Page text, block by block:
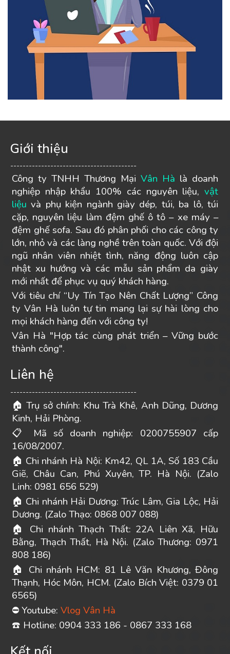
Giới thiệu
-----------------------------------------
Công ty TNHH Thương Mại Vân Hà là doanh
nghiệp nhập khẩu 100% các nguyên liệu, vật
liệu và phụ kiện ngành giày dép, túi, ba lô, túi
cặp, nguyên liệu làm đệm ghế ô tô – xe máy –
đệm ghế sofa. Sau đó phân phối cho các công ty
lớn, nhỏ và các làng nghề trên toàn quốc. Với đội
ngũ nhân viên nhiệt tình, năng động luôn cập
nhật xu hướng và các mẫu sản phẩm da giày
mới nhất để phục vụ quý khách hàng.
Với tiêu chí “Uy Tín Tạo Nên Chất Lượng” Công
ty Vân Hà luôn tự tin mang lại sự hài lòng cho
mọi khách hàng đến với công ty!
Vân Hà "Hợp tác cùng phát triển – Vững bước
thành công".
Liên hệ
-----------------------------------------
🏠 Trụ sở chính: Khu Trà Khê, Anh Dũng, Dương
Kinh, Hải Phòng.
📋
Mã số doanh nghiệp: 0200755907 cấp
16/08/2007.
🏠 Chi nhánh Hà Nội: Km42, QL 1A, Số 183 Cầu
Giẽ, Châu Can, Phú Xuyên, TP. Hà Nội. (Zalo
Linh: 0981 656 529)
🏠 Chi nhánh Hải Dương: Trúc Lâm, Gia Lộc, Hải
Dương. (Zalo Thạo: 0868 007 088)
🏠 Chi nhánh Thạch Thất: 22A Liên Xã, Hữu
Bằng, Thạch Thất, Hà Nội. (Zalo Thương: 0971
808 186)
🏠
Chi nhánh HCM: 81 Lê Văn Khương, Đông
Thạnh, Hóc Môn, HCM. (Zalo Bích Việt: 0379 01
6565)
⛔ Youtube: Vlog Vân Hà
☎ ️ Hotline: 0904 333 186 - 0867 333 168